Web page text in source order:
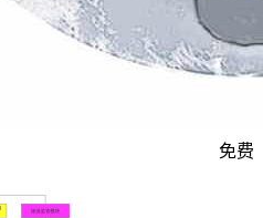
免费